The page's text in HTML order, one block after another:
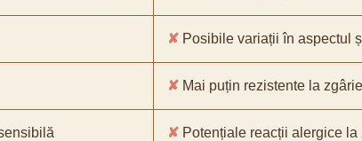
✘ Posibile variații în aspectul
✘ Mai puțin rezistente la
✘ Potențiale reacții alergice